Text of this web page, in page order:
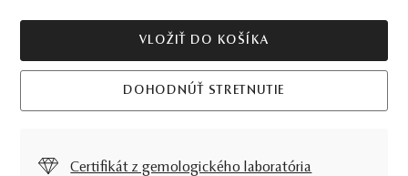
VLOŽIŤ DO KOŠÍKA
DOHODNÚŤ STRETNUTIE
Certifikát z gemologického laboratória